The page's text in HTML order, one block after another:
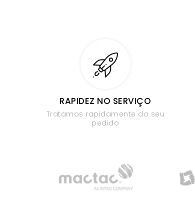
RAPIDEZ NO SERVIÇO
Tratamos rapidamente do seu
pedido